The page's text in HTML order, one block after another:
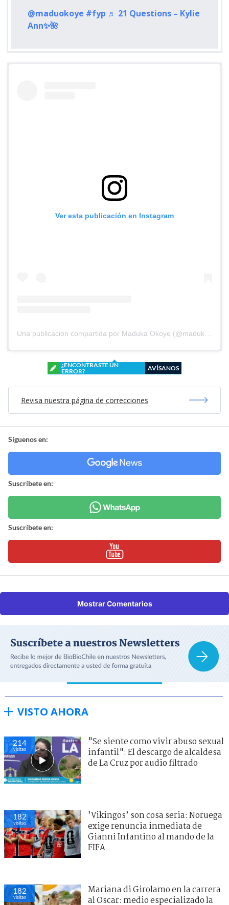
@maduokoye #fyp ♬ 21 Questions – Kylie
Ann✨🌺
Ver esta publicación en Instagram
¿ENCONTRASTE UN
ERROR?
AVÍSANOS
Revisa nuestra página de correcciones
Síguenos en:
Suscríbete en:
Suscríbete en:
Mostrar Comentarios
VISTO AHORA
214
visitas
"Se siente como vivir abuso sexual
infantil": El descargo de alcaldesa
de La Cruz por audio filtrado
182
visitas
’Vikingos’ son cosa seria: Noruega
exige renuncia inmediata de
Gianni Infantino al mando de la
FIFA
182
visitas
Mariana di Girolamo en la carrera
al Oscar: medio especializado la